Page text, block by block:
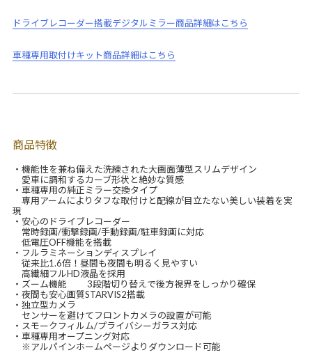
ドライブレコーダー搭載デジタルミラー商品詳細はこちら
車種専用取付けキット商品詳細はこちら
商品特徴
・機能性を兼ね備えた洗練された大画面薄型スリムデザイン
愛車に調和するカーブ形状と絶妙な質感
・車種専用の純正ミラー交換タイプ
専用アームによりタフな取付けと配線が目立たない美しい装着を実
現
・安心のドライブレコーダー
常時録画/衝撃録画/手動録画/駐車録画に対応
低電圧OFF機能を搭載
・フルラミネーションディスプレイ
従来比1.6倍！昼間も夜間も明るく見やすい
高繊細フルHD液晶を採用
・ズーム機能 3段階切り替えで後方視界をしっかり確保
・夜間も安心画質STARVIS2搭載
・独立型カメラ
センサーを避けてフロントカメラの設置が可能
・スモークフィルム/プライバシーガラス対応
・車種専用オープニング対応
※アルパインホームページよりダウンロード可能